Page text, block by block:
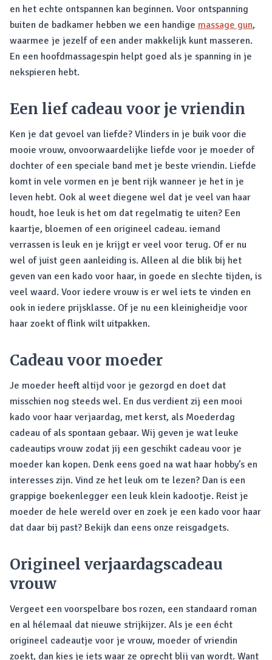
en het echte ontspannen kan beginnen. Voor ontspanning
buiten de badkamer hebben we een handige massage gun,
waarmee je jezelf of een ander makkelijk kunt masseren.
En een hoofdmassagespin helpt goed als je spanning in je
nekspieren hebt.
Een lief cadeau voor je vriendin
Ken je dat gevoel van liefde? Vlinders in je buik voor die
mooie vrouw, onvoorwaardelijke liefde voor je moeder of
dochter of een speciale band met je beste vriendin. Liefde
komt in vele vormen en je bent rijk wanneer je het in je
leven hebt. Ook al weet diegene wel dat je veel van haar
houdt, hoe leuk is het om dat regelmatig te uiten? Een
kaartje, bloemen of een origineel cadeau. iemand
verrassen is leuk en je krijgt er veel voor terug. Of er nu
wel of juist geen aanleiding is. Alleen al die blik bij het
geven van een kado voor haar, in goede en slechte tijden, is
veel waard. Voor iedere vrouw is er wel iets te vinden en
ook in iedere prijsklasse. Of je nu een kleinigheidje voor
haar zoekt of flink wilt uitpakken.
Cadeau voor moeder
Je moeder heeft altijd voor je gezorgd en doet dat
misschien nog steeds wel. En dus verdient zij een mooi
kado voor haar verjaardag, met kerst, als Moederdag
cadeau of als spontaan gebaar. Wij geven je wat leuke
cadeautips vrouw zodat jij een geschikt cadeau voor je
moeder kan kopen. Denk eens goed na wat haar hobby’s en
interesses zijn. Vind ze het leuk om te lezen? Dan is een
grappige boekenlegger een leuk klein kadootje. Reist je
moeder de hele wereld over en zoek je een kado voor haar
dat daar bij past? Bekijk dan eens onze reisgadgets.
Origineel verjaardagscadeau
vrouw
Vergeet een voorspelbare bos rozen, een standaard roman
en al hélemaal dat nieuwe strijkijzer. Als je een écht
origineel cadeautje voor je vrouw, moeder of vriendin
zoekt, dan kies je iets waar ze oprecht blij van wordt. Want